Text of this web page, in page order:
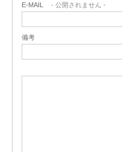
E-MAIL - 公開されません -
備考